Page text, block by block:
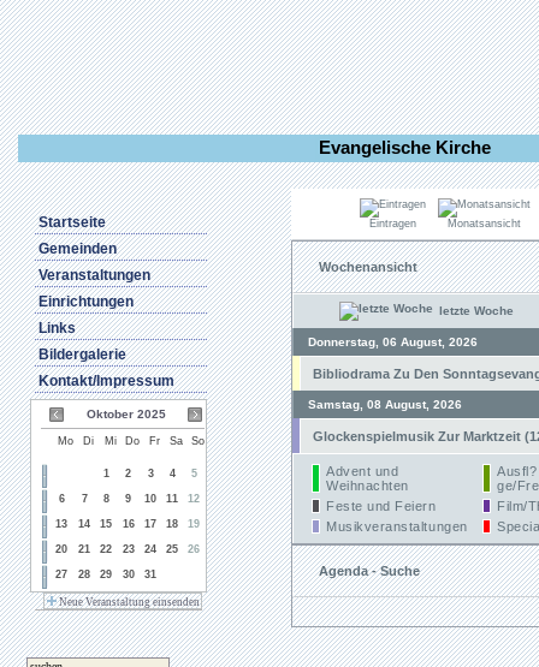
Evangelische Kirche
Startseite
Gemeinden
Veranstaltungen
Einrichtungen
Links
Bildergalerie
Kontakt/Impressum
Oktober 2025
Mo Di Mi Do Fr Sa So
1 2 3 4 5
6 7 8 9 10 11 12
13 14 15 16 17 18 19
20 21 22 23 24 25 26
27 28 29 30 31
Neue Veranstaltung einsenden
Eintragen Monatsansicht
Wochenansicht
letzte Woche
Donnerstag, 06 August, 2026
Bibliodrama Zu Den
Samstag, 08 August, 2026
Glockenspielmusik Zur Marktzeit
Advent und
Weihnachten
Ausfl?
ge/
Feste und Feiern
Film/
Musikveranstaltungen
Agenda - Suche